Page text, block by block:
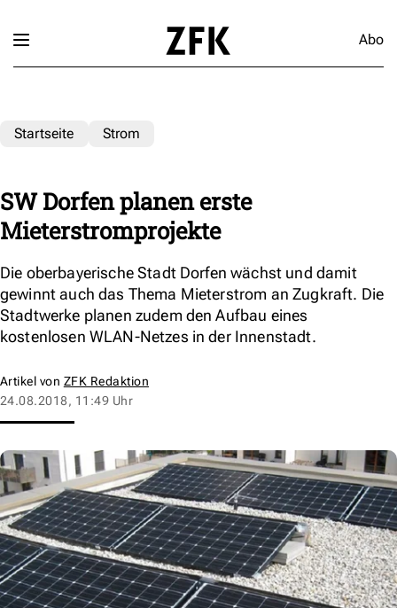
Abo
Startseite Strom
SW Dorfen planen erste
Mieterstromprojekte
Die oberbayerische Stadt Dorfen wächst und damit
gewinnt auch das Thema Mieterstrom an Zugkraft. Die
Stadtwerke planen zudem den Aufbau eines
kostenlosen WLAN-Netzes in der Innenstadt.
Artikel von ZFK Redaktion
24.08.2018, 11:49 Uhr